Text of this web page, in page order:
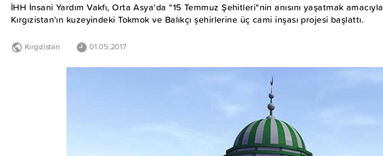
İHH İnsani Yardım Vakfı, Orta Asya’da "15 Temmuz Şehitleri"nin anısını yaşatmak amacıyla
Kırgızistan’ın kuzeyindeki Tokmok ve Balıkçı şehirlerine üç cami inşası projesi başlattı.
Kırgızistan 01.05.2017